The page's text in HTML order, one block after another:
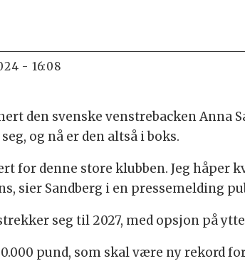
- 16:08
den svenske venstrebacken Anna
og nå er den altså i boks.
for denne store klubben. Jeg håper
sier Sandberg i en pressemelding
seg til 2027, med opsjon på
pund, som skal være ny rekord